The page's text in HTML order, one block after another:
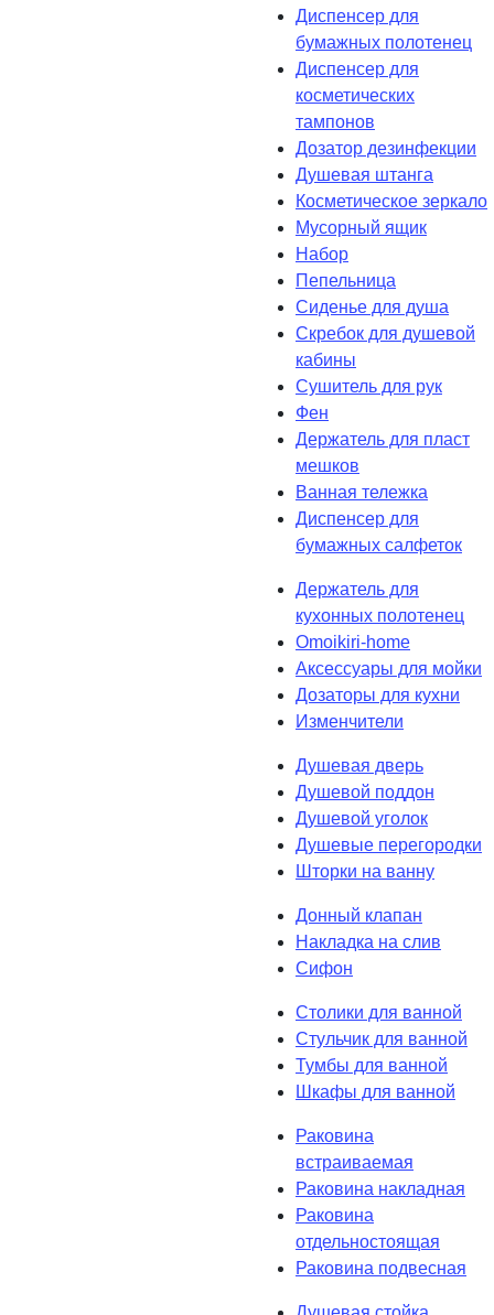
Диспенсер для
бумажных полотенец
Диспенсер для
косметических
тампонов
Дозатор дезинфекции
Душевая штанга
Косметическое зеркало
Мусорный ящик
Набор
Пепельница
Сиденье для душа
Скребок для душевой
кабины
Сушитель для рук
Фен
Держатель для пласт
мешков
Ванная тележка
Диспенсер для
бумажных салфеток
Держатель для
кухонных полотенец
Omoikiri-home
Аксессуары для мойки
Дозаторы для кухни
Изменчители
Душевая дверь
Душевой поддон
Душевой уголок
Душевые перегородки
Шторки на ванну
Донный клапан
Накладка на слив
Сифон
Столики для ванной
Стульчик для ванной
Тумбы для ванной
Шкафы для ванной
Раковина
встраиваемая
Раковина накладная
Раковина
отдельностоящая
Раковина подвесная